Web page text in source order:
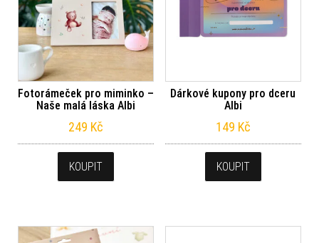
Fotorámeček pro miminko –
Naše malá láska Albi
249 Kč
KOUPIT
Dárkové kupony pro dceru
Albi
149 Kč
KOUPIT